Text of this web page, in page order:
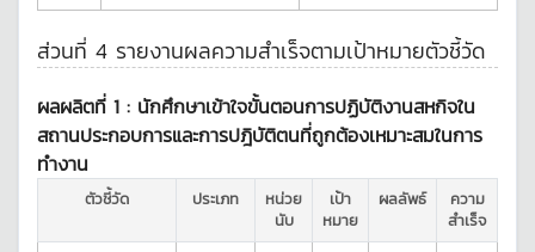
ส่วนที่ 4 รายงานผลความสำเร็จตามเป้าหมายตัวชี้วัด
ผลผลิตที่ 1 : นักศึกษาเข้าใจขั้นตอนการปฏิบัติงานสหกิจใน
สถานประกอบการและการปฎิบัติตนที่ถูกต้องเหมาะสมในการ
ทำงาน
ตัวชี้วัด ประเภท
หน่วย
นับ
เป้า
หมาย
ผลลัพธ์
ความ
สำเร็จ